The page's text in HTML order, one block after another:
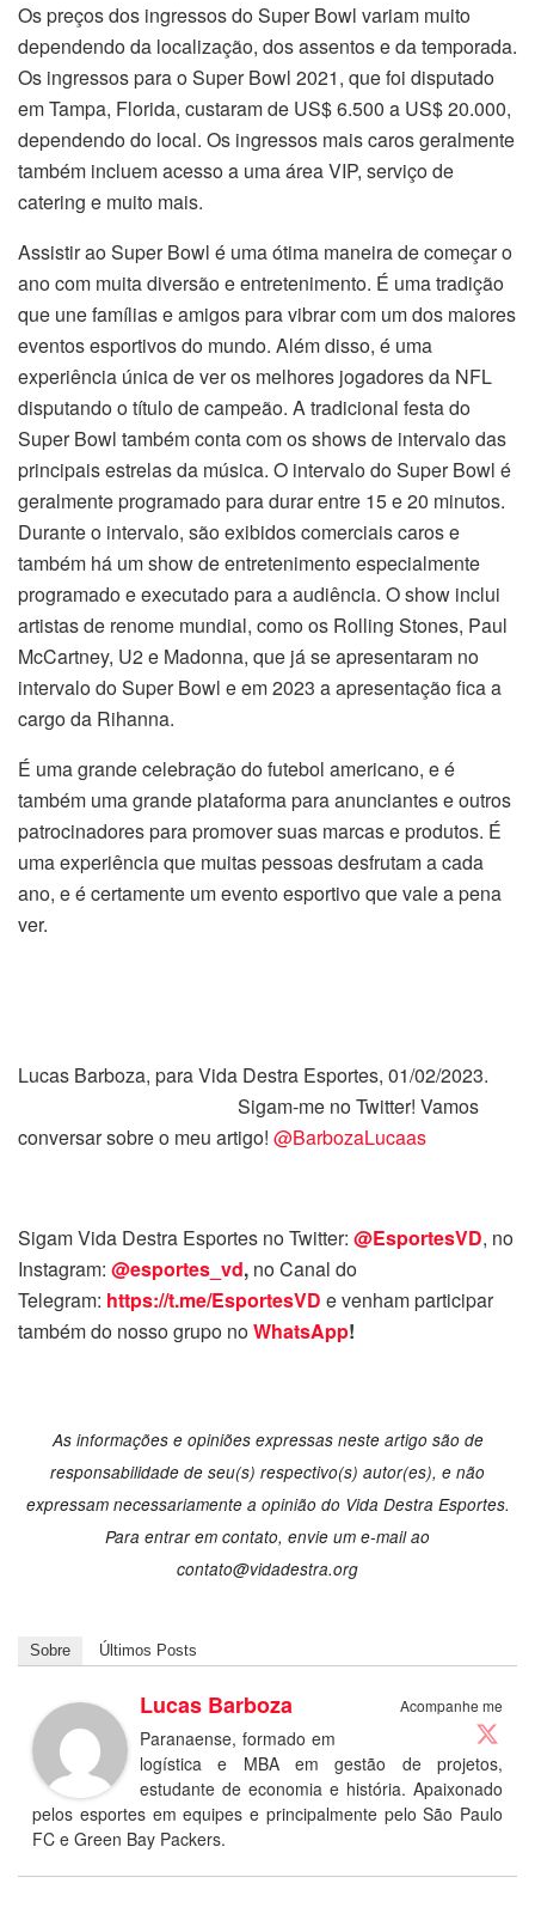
Os preços dos ingressos do Super Bowl variam muito
dependendo da localização, dos assentos e da temporada.
Os ingressos para o Super Bowl 2021, que foi disputado
em Tampa, Florida, custaram de US$ 6.500 a US$ 20.000,
dependendo do local. Os ingressos mais caros geralmente
também incluem acesso a uma área VIP, serviço de
catering e muito mais.
Assistir ao Super Bowl é uma ótima maneira de começar o
ano com muita diversão e entretenimento. É uma tradição
que une famílias e amigos para vibrar com um dos maiores
eventos esportivos do mundo. Além disso, é uma
experiência única de ver os melhores jogadores da NFL
disputando o título de campeão. A tradicional festa do
Super Bowl também conta com os shows de intervalo das
principais estrelas da música. O intervalo do Super Bowl é
geralmente programado para durar entre 15 e 20 minutos.
Durante o intervalo, são exibidos comerciais caros e
também há um show de entretenimento especialmente
programado e executado para a audiência. O show inclui
artistas de renome mundial, como os Rolling Stones, Paul
McCartney, U2 e Madonna, que já se apresentaram no
intervalo do Super Bowl e em 2023 a apresentação fica a
cargo da Rihanna.
É uma grande celebração do futebol americano, e é
também uma grande plataforma para anunciantes e outros
patrocinadores para promover suas marcas e produtos. É
uma experiência que muitas pessoas desfrutam a cada
ano, e é certamente um evento esportivo que vale a pena
ver.
Lucas Barboza, para Vida Destra Esportes, 01/02/2023.
Sigam-me no Twitter! Vamos
conversar sobre o meu artigo! @BarbozaLucaas
Sigam Vida Destra Esportes no Twitter: @EsportesVD, no
Instagram: @esportes_vd, no Canal do
Telegram: https://t.me/EsportesVD e venham participar
também do nosso grupo noWhatsApp!
As informações e opiniões expressas neste artigo são de
responsabilidade de seu(s) respectivo(s) autor(es), e não
expressam necessariamente a opinião do Vida Destra Esportes.
Para entrar em contato, envie um e-mail ao
contato@vidadestra.org
Sobre Últimos Posts
Acompanhe me
Lucas Barboza
Paranaense, formado em
logística e MBA em gestão de projetos,
estudante de economia e história. Apaixonado
pelos esportes em equipes e principalmente pelo São Paulo
FC e Green Bay Packers.